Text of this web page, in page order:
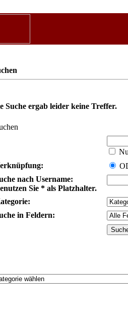
Suche ergab leider keine Treffer.
nach Username:
Sie * als Platzhalter.
in Feldern: